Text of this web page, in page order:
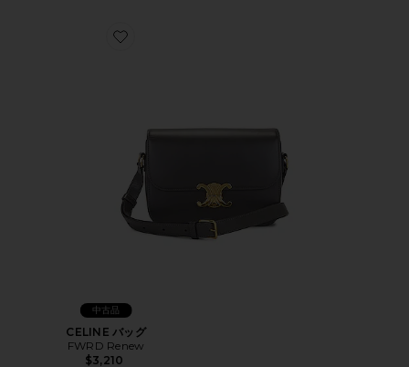
Favorite CELINE バッグ
中古品
CELINE バッグ
FWRD Renew
$3,210